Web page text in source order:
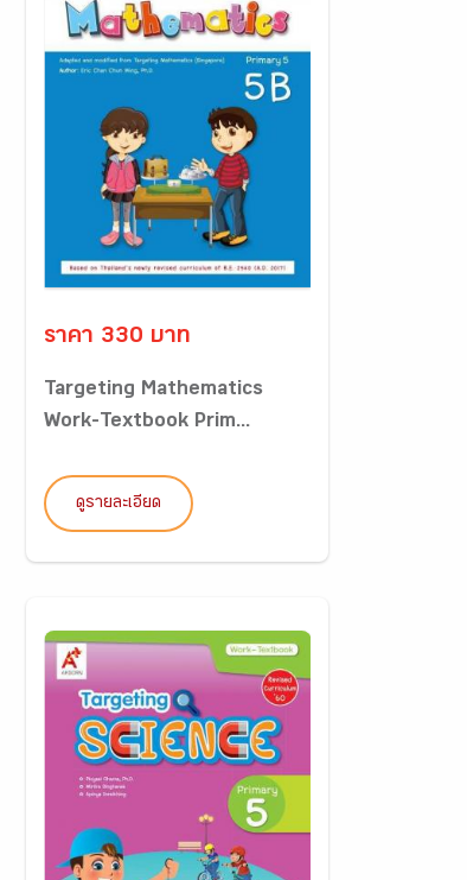
ราคา 330 บาท
Targeting Mathematics
Work-Textbook Prim...
ดูรายละเอียด